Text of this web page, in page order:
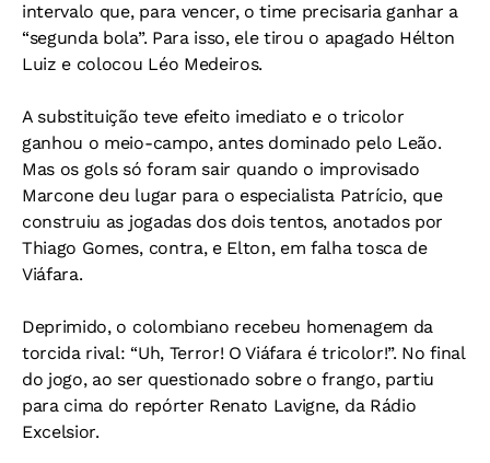
intervalo que, para vencer, o time precisaria ganhar a
“segunda bola”. Para isso, ele tirou o apagado Hélton
Luiz e colocou Léo Medeiros.
A substituição teve efeito imediato e o tricolor
ganhou o meio-campo, antes dominado pelo Leão.
Mas os gols só foram sair quando o improvisado
Marcone deu lugar para o especialista Patrício, que
construiu as jogadas dos dois tentos, anotados por
Thiago Gomes, contra, e Elton, em falha tosca de
Viáfara.
Deprimido, o colombiano recebeu homenagem da
torcida rival: “Uh, Terror! O Viáfara é tricolor!”. No final
do jogo, ao ser questionado sobre o frango, partiu
para cima do repórter Renato Lavigne, da Rádio
Excelsior.